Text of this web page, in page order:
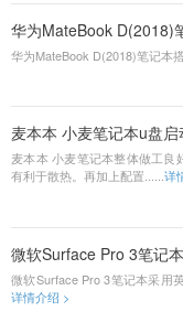
华为MateBook D(2018)
华为MateBook D(2018)笔记本
麦本本 小麦笔记本u盘
麦本本 小麦笔记本整体做工
有利于散热。再加上配置......详
微软Surface Pro 3笔记
微软Surface Pro 3笔记本采用
详情介绍 >